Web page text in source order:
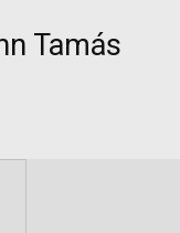
Tamás